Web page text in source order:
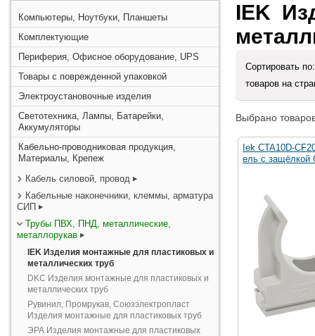
Компьютеры, Ноутбуки, Планшеты
Комплектующие
Периферия, Офисное оборудование, UPS
Товары с поврежденной упаковкой
Электроустановочные изделия
Светотехника, Лампы, Батарейки,
Аккумуляторы
Кабельно-проводниковая продукция,
Материалы, Крепеж
Кабель силовой, провод
Кабельные наконечники, клеммы, арматура
СИП
Трубы ПВХ, ПНД, металлические,
металлорукав
IEK Изделия монтажные для пластиковых и
металлических труб
DKC Изделия монтажные для пластиковых и
металлических труб
Рувинил, Промрукав, Союзэлектропласт
Изделия монтажные для пластиковых труб
ЭРА Изделия монтажные для пластиковых
IEK
Сортировать
товаров на
Выбрано
Iek CTA10D-
ель с защёлкой